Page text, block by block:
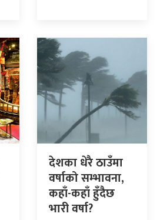
देशका धेरै ठाउँमा
वर्षाको सम्भावना,
कहाँ-कहाँ हुँदैछ
भारी वर्षा?